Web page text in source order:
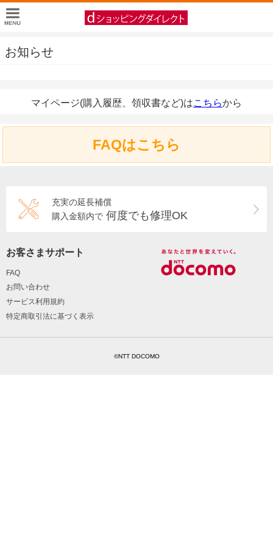
お知らせ
マイページ(購入履歴、領収書など)はこちらから
FAQはこちら
充実の延長補償
購入金額内で 何度でも修理OK
お客さまサポート
FAQ
お問い合わせ
サービス利用規約
特定商取引法に基づく表示
©NTT DOCOMO